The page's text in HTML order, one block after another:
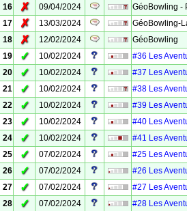
16
✗ 09/04/2024
GéoBowling -
17
✗ 13/03/2024
GéoBowling-
18
✗ 12/02/2024
GéoBowling
19
✓ 10/02/2024
#36 Les
20
✓ 10/02/2024
#37 Les
21
✓ 10/02/2024
#38 Les
22
✓ 10/02/2024
#39 Les
23
✓ 10/02/2024
#40 Les
24
✓ 10/02/2024
#41 Les
25
✓ 07/02/2024
#25 Les
26
✓ 07/02/2024
#26 Les
27
✓ 07/02/2024
#27 Les
28
✓ 07/02/2024
#28 Les